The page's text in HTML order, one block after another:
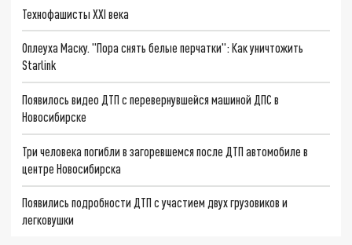
Технофашисты XXI века
Оплеуха Маску. "Пора снять белые перчатки": Как уничтожить
Starlink
Появилось видео ДТП с перевернувшейся машиной ДПС в
Новосибирске
Три человека погибли в загоревшемся после ДТП автомобиле в
центре Новосибирска
Появились подробности ДТП с участием двух грузовиков и
легковушки